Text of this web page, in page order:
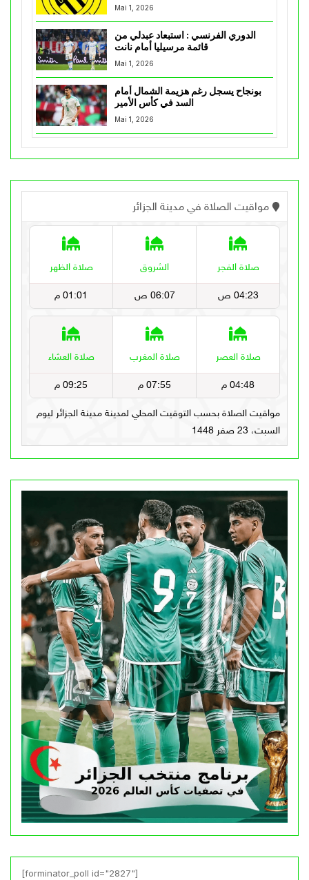
Mai 1, 2026
الدوري الفرنسي : استبعاد عبدلي من
قائمة مرسيليا أمام نانت
Mai 1, 2026
بونجاح يسجل رغم هزيمة الشمال أمام
السد في كأس الأمير
Mai 1, 2026
[forminator_poll id="2827"]